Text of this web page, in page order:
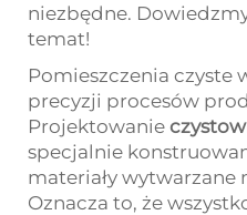
niezbędne.
temat!
Pomieszczenia czyste
precyzji procesów
Projektowanie
specjalnie
materiały wytwarzane
Oznacza to, że